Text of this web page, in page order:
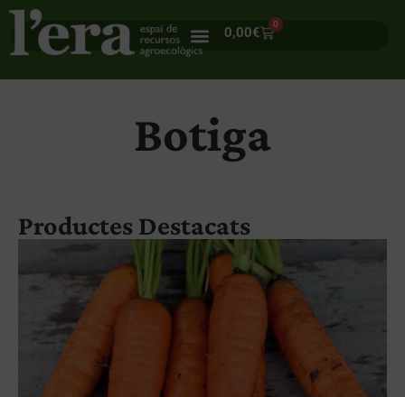
0,00€
0
Botiga
Productes Destacats